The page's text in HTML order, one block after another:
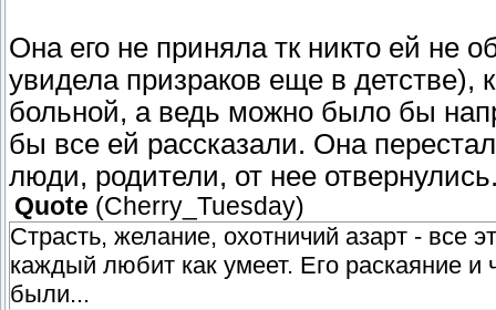
Она его не приняла тк никто ей не
увидела призраков еще в детстве),
больной, а ведь можно было бы
бы все ей рассказали. Она
люди, родители, от нее
Quote (Cherry_Tuesday)
Страсть, желание, охотничий азарт -
каждый любит как умеет. Его раскаяние и
были...